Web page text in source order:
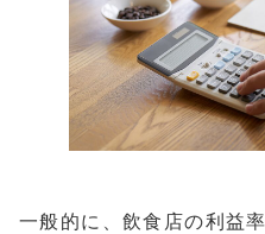
一般的に、飲食店の利益